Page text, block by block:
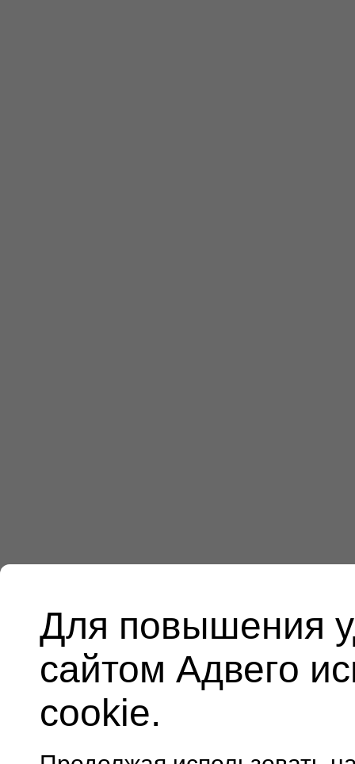
Для повышения
сайтом Адвего
cookie.